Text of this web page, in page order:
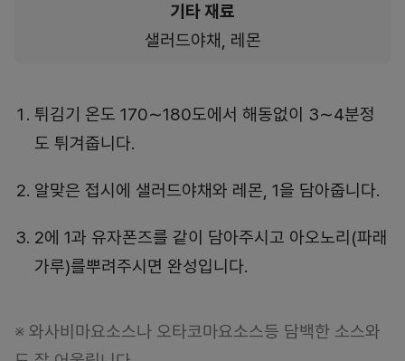
기타 재료
샐러드야채, 레몬
튀김기 온도 170∼180도에서 해동없이 3∼4분정
도 튀겨줍니다.
알맞은 접시에 샐러드야채와 레몬, 1을 담아줍니다.
2에 1과 유자폰즈를 같이 담아주시고 아오노리(파래
가루)를뿌려주시면 완성입니다.
※ 와사비마요소스나 오타코마요소스등 담백한 소스와